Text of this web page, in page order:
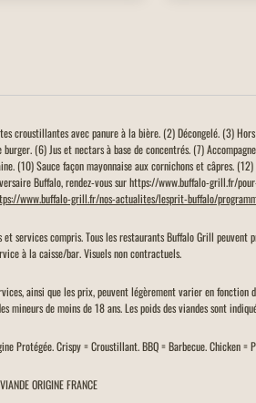
croustillantes avec panure à la bière. (2) Décongelé. (3)
burger. (6) Jus et nectars à base de concentrés. (7)
(10) Sauce façon mayonnaise aux cornichons et câpres.
Buffalo, rendez-vous sur https://www.buffalo-grill.fr/
www.buffalo-grill.fr/nos-actualites/lesprit-buffalo/
et services compris. Tous les restaurants Buffalo Grill
à la caisse/bar. Visuels non contractuels.
ainsi que les prix, peuvent légèrement varier en
mineurs de moins de 18 ans. Les poids des viandes sont
Protégée. Crispy = Croustillant. BBQ = Barbecue. Chicken =
ORIGINE FRANCE